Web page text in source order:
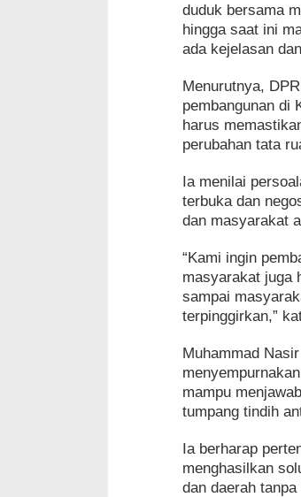
duduk bersama
hingga saat ini
ada kejelasan
Menurutnya,
pembangunan di
harus
perubahan tata
Ia menilai
terbuka dan
dan masyarakat
“Kami ingin
masyarakat juga
sampai
terpinggirkan,”
Muhammad
mampu
tumpang tindih
Ia berharap
menghasilkan
dan daerah